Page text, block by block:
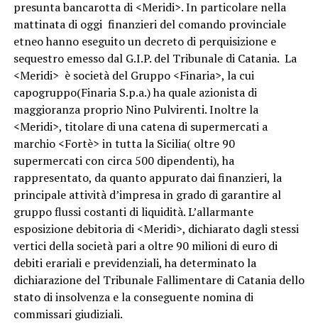
presunta bancarotta di <Meridi>. In particolare nella
mattinata di oggi finanzieri del comando provinciale
etneo hanno eseguito un decreto di perquisizione e
sequestro emesso dal G.I.P. del Tribunale di Catania. La
<Meridi> è società del Gruppo <Finaria>, la cui
capogruppo(Finaria S.p.a.) ha quale azionista di
maggioranza proprio Nino Pulvirenti. Inoltre la
<Meridi>, titolare di una catena di supermercati a
marchio <Fortè> in tutta la Sicilia( oltre 90
supermercati con circa 500 dipendenti), ha
rappresentato, da quanto appurato dai finanzieri, la
principale attività d’impresa in grado di garantire al
gruppo flussi costanti di liquidità. L’allarmante
esposizione debitoria di <Meridi>, dichiarato dagli stessi
vertici della società pari a oltre 90 milioni di euro di
debiti erariali e previdenziali, ha determinato la
dichiarazione del Tribunale Fallimentare di Catania dello
stato di insolvenza e la conseguente nomina di
commissari giudiziali.